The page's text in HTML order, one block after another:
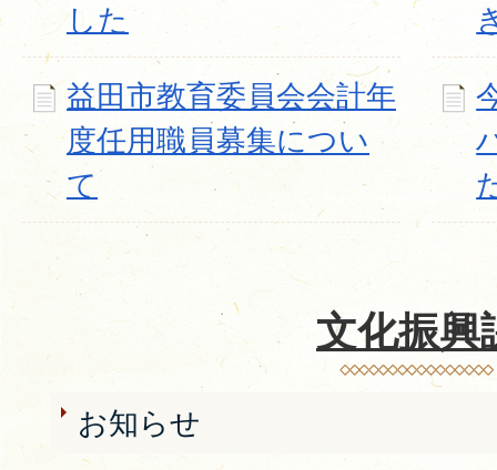
した
益田市教育委員会会計年
度任用職員募集につい
て
文化振興
お知らせ